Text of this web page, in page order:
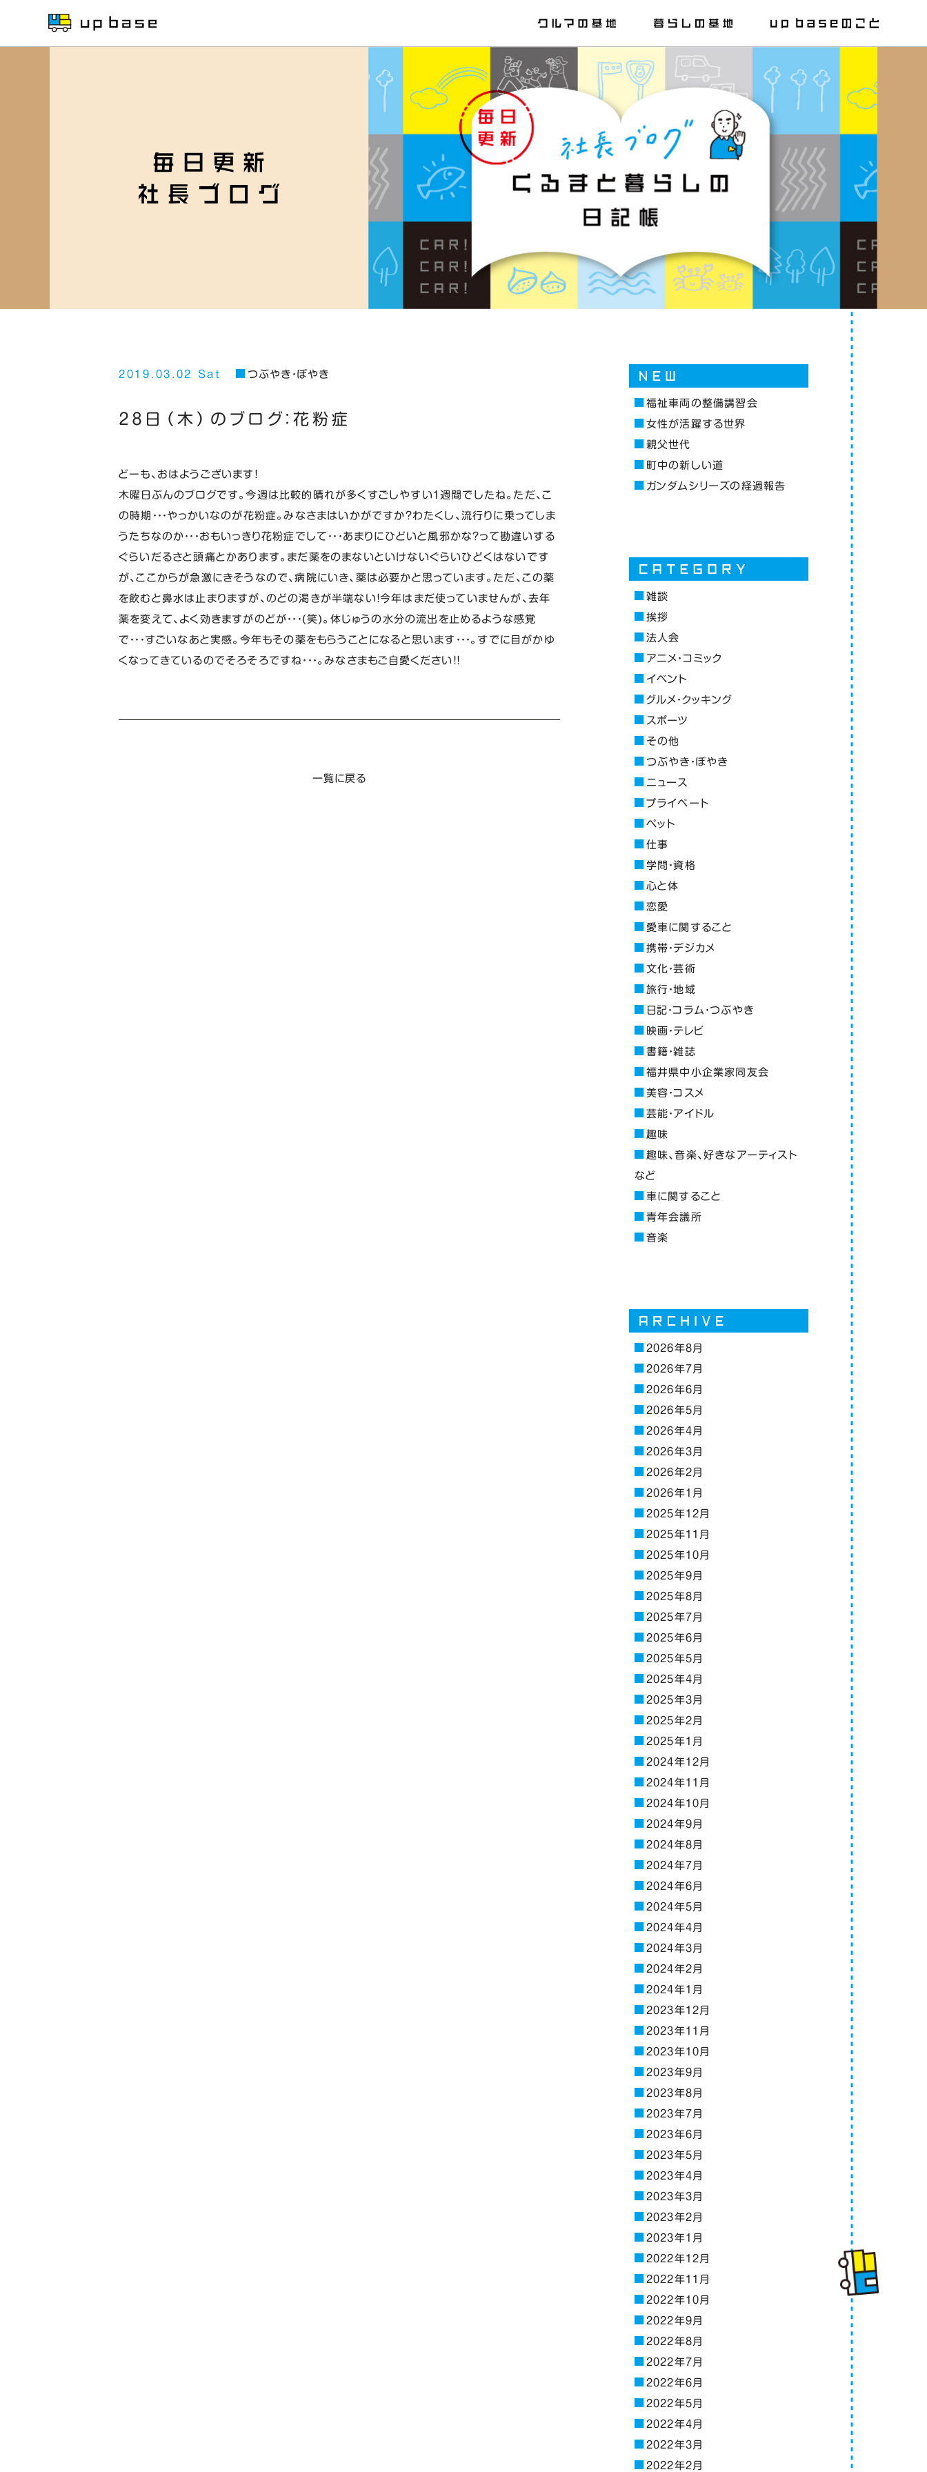
2019.03.02 Sat つぶやき・ぼやき
２８日（木）のブログ：花粉症
どーも、おはようございます！
木曜日ぶんのブログです。今週は比較的晴れが多くすごしやすい１週間でしたね。ただ、こ
の時期・・・やっかいなのが花粉症。みなさまはいかがですか？わたくし、流行りに乗ってしま
うたちなのか・・・おもいっきり花粉症でして・・・あまりにひどいと風邪かな？って勘違いする
ぐらいだるさと頭痛とかあります。まだ薬をのまないといけないぐらいひどくはないです
が、ここからが急激にきそうなので、病院にいき、薬は必要かと思っています。ただ、この薬
を飲むと鼻水は止まりますが、のどの渇きが半端ない！今年はまだ使っていませんが、去年
薬を変えて、よく効きますがのどが・・・(笑)。体じゅうの水分の流出を止めるような感覚
で・・・すごいなあと実感。今年もその薬をもらうことになると思います・・・。すでに目がかゆ
くなってきているのでそろそろですね・・・。みなさまもご自愛ください！！
一覧に戻る
福祉車両の整備講習会
女性が活躍する世界
親父世代
町中の新しい道
ガンダムシリーズの経過報告
雑談
挨拶
法人会
アニメ・コミック
イベント
グルメ・クッキング
スポーツ
その他
つぶやき・ぼやき
ニュース
プライベート
ペット
仕事
学問・資格
心と体
恋愛
愛車に関すること
携帯・デジカメ
文化・芸術
旅行・地域
日記・コラム・つぶやき
映画・テレビ
書籍・雑誌
福井県中小企業家同友会
美容・コスメ
芸能・アイドル
趣味
趣味、音楽、好きなアーティスト
など
車に関すること
青年会議所
音楽
2026年8月
2026年7月
2026年6月
2026年5月
2026年4月
2026年3月
2026年2月
2026年1月
2025年12月
2025年11月
2025年10月
2025年9月
2025年8月
2025年7月
2025年6月
2025年5月
2025年4月
2025年3月
2025年2月
2025年1月
2024年12月
2024年11月
2024年10月
2024年9月
2024年8月
2024年7月
2024年6月
2024年5月
2024年4月
2024年3月
2024年2月
2024年1月
2023年12月
2023年11月
2023年10月
2023年9月
2023年8月
2023年7月
2023年6月
2023年5月
2023年4月
2023年3月
2023年2月
2023年1月
2022年12月
2022年11月
2022年10月
2022年9月
2022年8月
2022年7月
2022年6月
2022年5月
2022年4月
2022年3月
2022年2月